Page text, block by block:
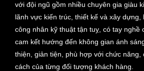
với đội ngũ gồm nhiều chuyên gia giàu
lãnh vực kiến trúc, thiết kế và xây
công nhân kỹ thuật tận tuỵ, có tay nghề
cam kết hướng đến không gian ánh
thiện, giản tiện, phù hợp với chức năng,
cách của từng đối tượng khách hàng.